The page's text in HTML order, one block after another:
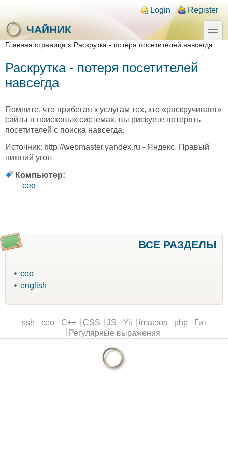
Login links
Login Register
ЧАЙНИК
toggle
You are here
Главная страница » Раскрутка - потеря посетителей навсегда
Раскрутка - потеря посетителей
навсегда
Помните, что прибегая к услугам тех, кто «раскручивает»
сайты в поисковых системах, вы рискуете потерять
посетителей с поиска навсегда.
Источник: http://webmaster.yandex.ru - Яндекс. Правый
нижний угол
Компьютер:
ceo
ВСЕ РАЗДЕЛЫ
ceo
english
Main menu
ssh ceo C++ CSS JS Yii imacros php
Гит
Регулярные выражения